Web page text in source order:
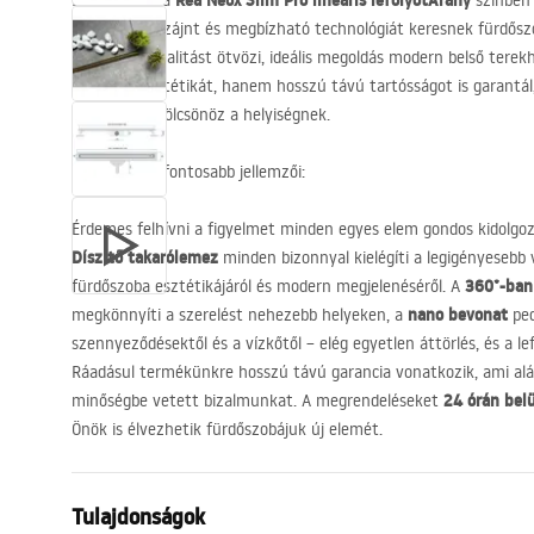
különleges dizájnt és megbízható technológiát keresnek
és a funkcionalitást ötvözi, ideális megoldás modern belső
nemcsak esztétikát, hanem hosszú távú tartósságot is
hangulatot kölcsönöz a helyiségnek.
A termék legfontosabb jellemzői:
Érdemes felhívni a figyelmet minden egyes elem gondos
Díszítő takarólemez minden bizonnyal kielégíti a legigényesebb
fürdőszoba esztétikájáról és modern megjelenéséről. A 360°-
megkönnyíti a szerelést nehezebb helyeken, a nano bevonat
szennyeződésektől és a vízkőtől – elég egyetlen áttörlés, és a
Ráadásul termékünkre hosszú távú garancia vonatkozik, ami
minőségbe vetett bizalmunkat. A megrendeléseket 24 órán
Önök is élvezhetik fürdőszobájuk új elemét.
Tulajdonságok